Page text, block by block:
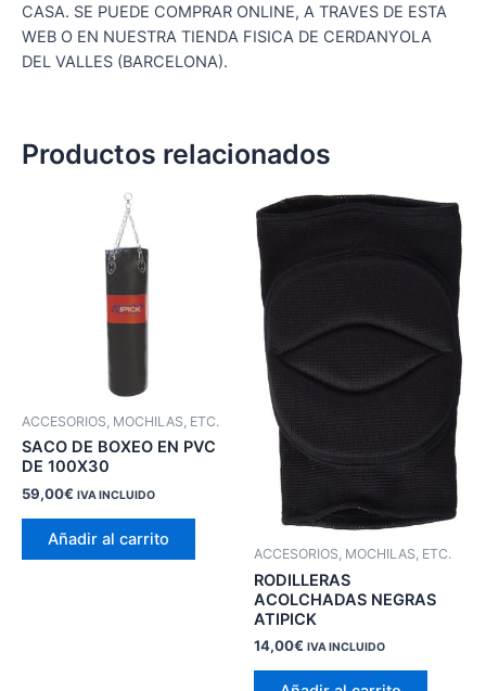
CASA. SE PUEDE COMPRAR ONLINE, A TRAVES DE ESTA
WEB O EN NUESTRA TIENDA FISICA DE CERDANYOLA
DEL VALLES (BARCELONA).
Productos relacionados
ACCESORIOS, MOCHILAS, ETC.
SACO DE BOXEO EN PVC
DE 100X30
59,00€ IVA INCLUIDO
Añadir al carrito
ACCESORIOS, MOCHILAS, ETC.
RODILLERAS
ACOLCHADAS NEGRAS
ATIPICK
14,00€ IVA INCLUIDO